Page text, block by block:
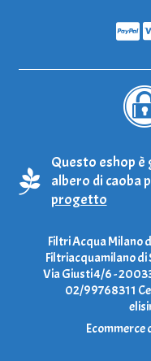
Questo eshop
albero di caoba
progetto
Filtri Acqua Milano
Filtriacquamilano di
Via Giusti 4/6 -
02/99768311
Ecommerce